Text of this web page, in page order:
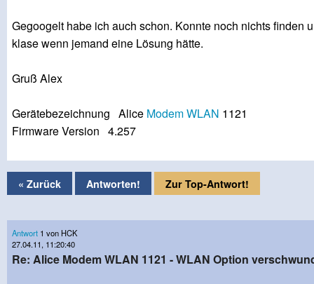
Gegoogelt habe ich auch schon. Konnte noch nichts finden
klase wenn jemand eine Lösung hätte.
Gruß Alex
Gerätebezeichnung Alice ModemWLAN 1121
Firmware Version 4.257
« Zurück Antworten! Zur Top-Antwort!
Antwort 1 von HCK
27.04.11, 11:20:40
Re: Alice Modem WLAN 1121 - WLAN Option